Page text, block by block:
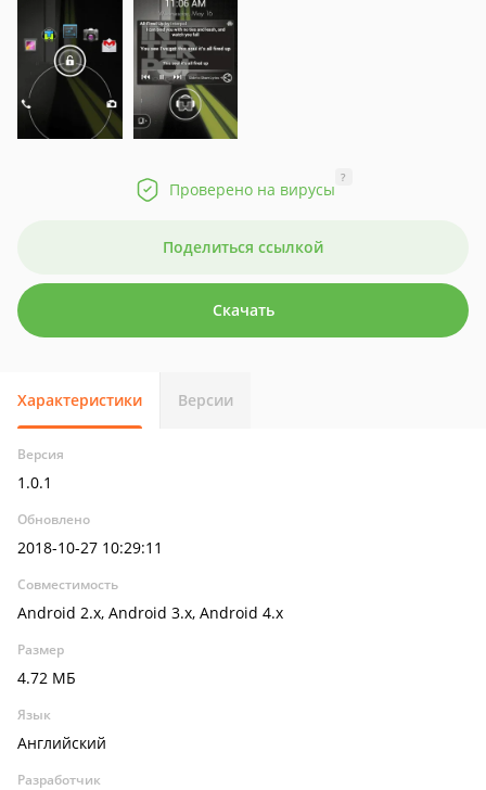
Проверено на вирусы
?
Поделиться ссылкой
Скачать
Характеристики Версии
Версия
1.0.1
Обновлено
2018-10-27 10:29:11
Совместимость
Android 2.x, Android 3.x, Android 4.x
Размер
4.72 МБ
Язык
Английский
Разработчик